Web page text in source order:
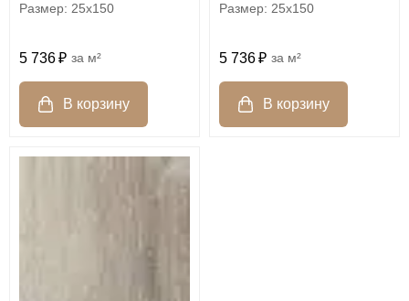
25x150
5 736 м²
25x150
5 736 м²